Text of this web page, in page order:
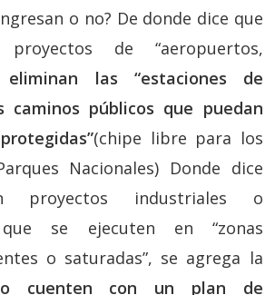
o no? De donde dice que
de “aeropuertos,
las “estaciones de
caminos públicos que puedan
(chipe libre para los
Nacionales) Donde dice
proyectos industriales o
que se ejecuten en “zonas
o saturadas”, se agrega la
cuenten con un plan de